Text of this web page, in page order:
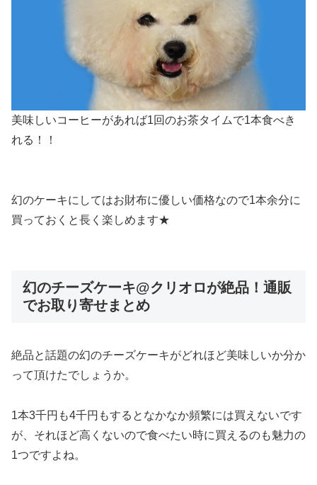
美味しいコーヒーがあれば1回のお茶タイムで1本食べき
れる！！
幻のケーキにしてはお財布に優しい価格なので1本余分に
買っておくと長く楽しめます★
幻のチーズケーキ@クリオロが絶品！通販
でお取り寄せまとめ
絶品と話題の幻のチーズケーキがどれほど美味しいか分か
って頂けたでしょうか。
1本3千円も4千円もするとなかなか頻繁には買えないです
が、それほど高くないので食べたい時に買えるのも魅力の
1つですよね。